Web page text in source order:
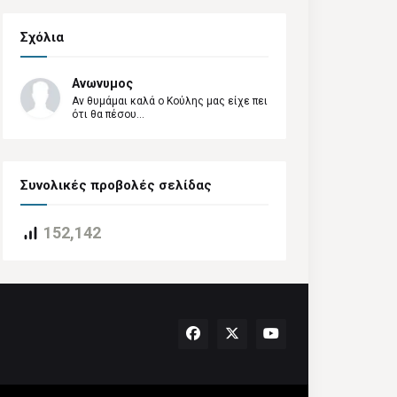
Σχόλια
Ανωνυμος
Αν θυμάμαι καλά ο Κούλης μας είχε πει
ότι θα πέσου...
Συνολικές προβολές σελίδας
152,142